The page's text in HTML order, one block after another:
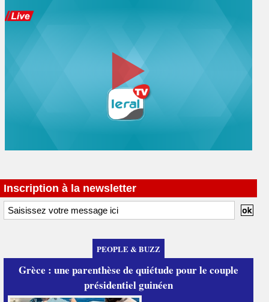
Inscription à la newsletter
PEOPLE & BUZZ
Grèce : une parenthèse de quiétude pour le couple
présidentiel guinéen